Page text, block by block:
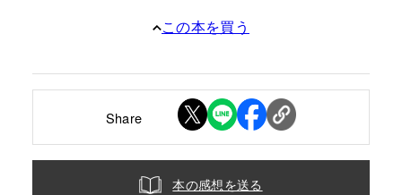
この本を買う
Share
本の感想を送る